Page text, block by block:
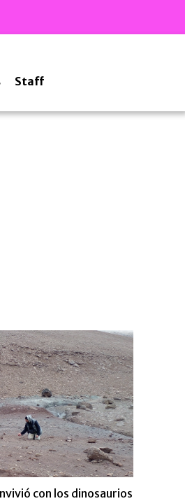
Staff
con los dinosaurios